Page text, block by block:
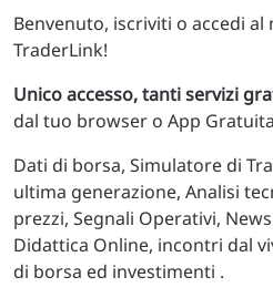
Benvenuto, iscriviti o accedi
TraderLink!
Unico accesso, tanti servizi
dal tuo browser o App
Dati di borsa, Simulatore di
ultima generazione, Analisi
prezzi, Segnali Operativi,
Didattica Online, incontri dal
di borsa ed investimenti .